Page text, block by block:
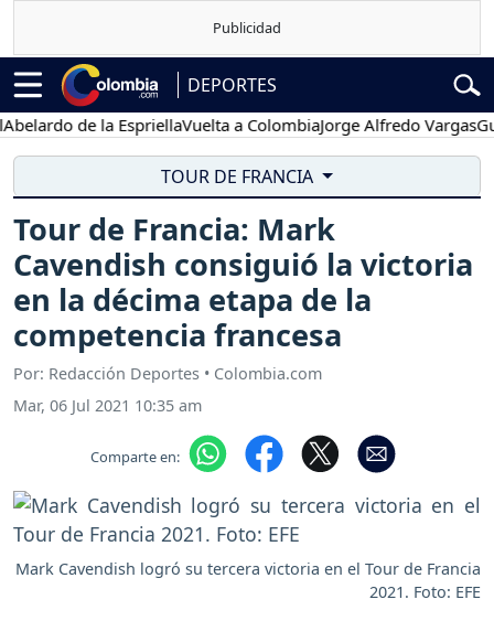
DEPORTES
de la EspriellaVuelta a ColombiaJorge Alfredo Vargas
TOUR DE FRANCIA
Tour de Francia: Mark
Cavendish consiguió la victoria
en la décima etapa de la
competencia francesa
Por: Redacción Deportes • Colombia.com
Mar, 06 Jul 2021 10:35 am
Comparte en:
Mark Cavendish logró su tercera victoria en el Tour de Francia
2021. Foto: EFE